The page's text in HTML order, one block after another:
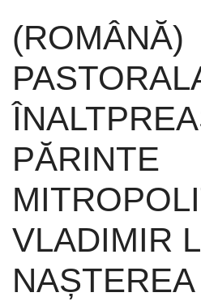
(ROMÂNĂ)
PĂRINTE
VLADIMIR
NAȘTEREA